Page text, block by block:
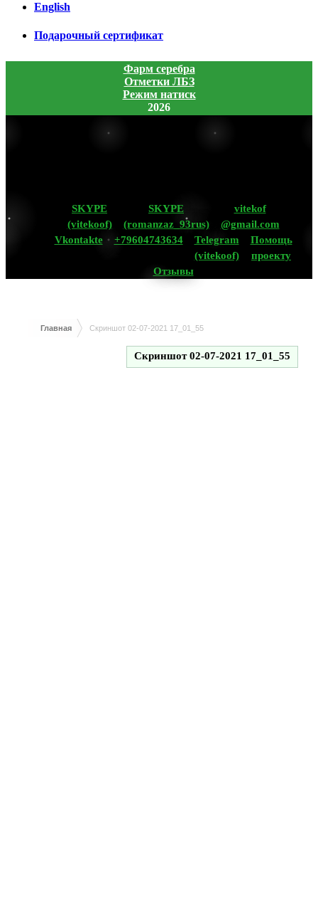
English
Подарочный сертификат
Фарм серебра
Отметки ЛБЗ
Режим натиск
2026
SKYPE
(vitekoof)
SKYPE
(romanzaz_93rus)
vitekof
@gmail.com
Vkontakte
+79604743634
Telegram
(vitekoof)
Помощь
проекту
Отзывы
Главная Скриншот 02-07-2021 17_01_55
Скриншот 02-07-2021 17_01_55